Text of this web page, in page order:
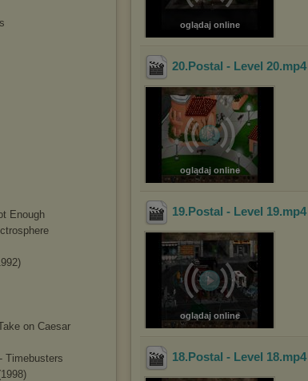
Enough
on Caesar
Timebusters
oglądaj online
20.Postal - Level 20.mp4
oglądaj online
19.Postal - Level 19.mp4
oglądaj online
18.Postal - Level 18.mp4